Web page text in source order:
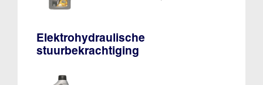
Elektrohydraulische
stuurbekrachtiging